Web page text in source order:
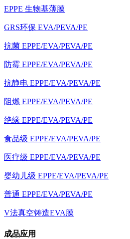
EPPE 生物基薄膜
GRS环保 EVA/PEVA/PE
抗菌 EPPE/EVA/PEVA/PE
防霉 EPPE/EVA/PEVA/PE
抗静电 EPPE/EVA/PEVA/PE
阻燃 EPPE/EVA/PEVA/PE
绝缘 EPPE/EVA/PEVA/PE
食品级 EPPE/EVA/PEVA/PE
医疗级 EPPE/EVA/PEVA/PE
婴幼儿级 EPPE/EVA/PEVA/PE
普通 EPPE/EVA/PEVA/PE
V法真空铸造EVA膜
成品应用